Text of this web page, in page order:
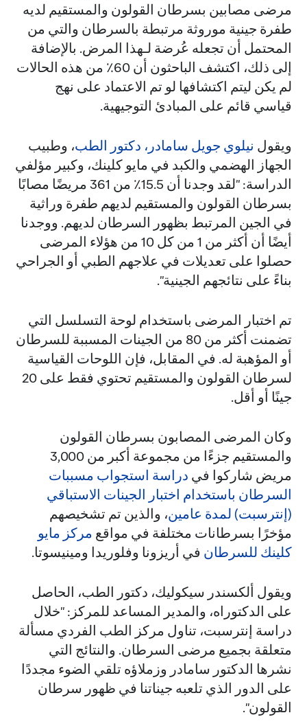
مرضى مصابين بسرطان القولون والمستقيم لديه
طفرة جينية موروثة مرتبطة بالسرطان والتي من
المحتمل أن تجعله عُرضة لـهذا المرض. بالإضافة
إلى ذلك، اكتشف الباحثون أن 60٪ من هذه الحالات
لم يكن ليتم اكتشافها لو تم الاعتماد على نهج
قياسي قائم على المبادئ التوجيهية.
ويقول نيلوي جويل سامادر، دكتور الطب، وطبيب
الجهاز الهضمي والكبد في مايو كلينك، وكبير مؤلفي
الدراسة: "لقد وجدنا أن 15.5٪ من 361 مريضًا مصابًا
بسرطان القولون والمستقيم لديهم طفرة وراثية
في الجين المرتبط بظهور السرطان لديهم. ووجدنا
أيضًا أن أكثر من 1 من كل 10 من هؤلاء المرضى
حصلوا على تعديلات في علاجهم الطبي أو الجراحي
بناءً على نتائجهم الجينية".
تم اختبار المرضى باستخدام لوحة التسلسل التي
تضمنت أكثر من 80 من الجينات المسببة للسرطان
أو المؤهبة له. في المقابل، فإن اللوحات القياسية
لسرطان القولون والمستقيم تحتوي فقط على 20
جينًا أو أقل.
وكان المرضى المصابون بسرطان القولون
والمستقيم جزءًا من مجموعة أكبر من 3,000
مريض شاركوا في دراسة استجواب مسببات
السرطان باستخدام اختبار الجينات الاستباقي
(إنترسبت) لمدة عامين، والذين تم تشخيصهم
مؤخرًا بسرطانات مختلفة في مواقع مركز مايو
كلينك للسرطان في أريزونا وفلوريدا ومينيسوتا.
ويقول ألكسندر سيكوليك، دكتور الطب، الحاصل
على الدكتوراه، والمدير المساعد للمركز: "خلال
دراسة إنترسبت، تناول مركز الطب الفردي مسألة
متعلقة بجميع مرضى السرطان. والنتائج التي
نشرها الدكتور سامادر وزملاؤه تلقي الضوء مجددًا
على الدور الذي تلعبه جيناتنا في ظهور سرطان
القولون".